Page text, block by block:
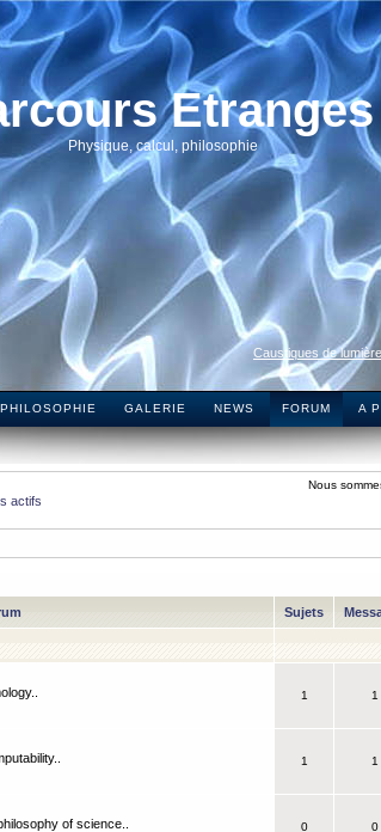
Etranges
Physique, calcul, philosophie
Caustiques de
PHILOSOPHIE GALERIE NEWS FORUM A
Nous
actifs
Sujets
1 1
1 1
of science..
0 0